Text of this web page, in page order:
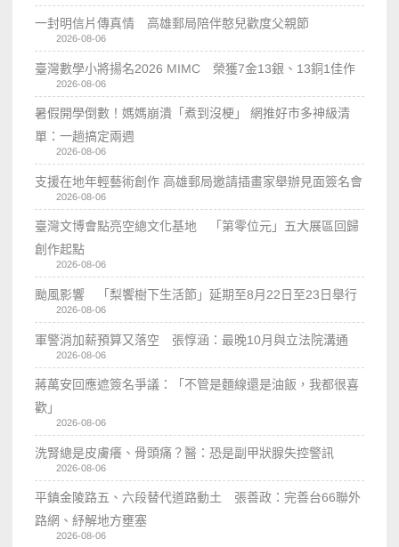
一封明信片傳真情 高雄郵局陪伴憨兒歡度父親節
2026-08-06
臺灣數學小將揚名2026 MIMC​ 榮獲7金13銀、13銅1佳作
2026-08-06
暑假開學倒數！媽媽崩潰「煮到沒梗」 網推好市多神級清
單：一趟搞定兩週
2026-08-06
支援在地年輕藝術創作 高雄郵局邀請插畫家舉辦見面簽名會
2026-08-06
臺灣文博會點亮空總文化基地 「第零位元」五大展區回歸
創作起點
2026-08-06
颱風影響 「梨饗樹下生活節」延期至8月22日至23日舉行
2026-08-06
軍警消加薪預算又落空 張惇涵：最晚10月與立法院溝通
2026-08-06
蔣萬安回應遮簽名爭議：「不管是麵線還是油飯，我都很喜
歡」
2026-08-06
洗腎總是皮膚癢、骨頭痛？醫：恐是副甲狀腺失控警訊
2026-08-06
平鎮金陵路五、六段替代道路動土 張善政：完善台66聯外
路網、紓解地方壅塞
2026-08-06